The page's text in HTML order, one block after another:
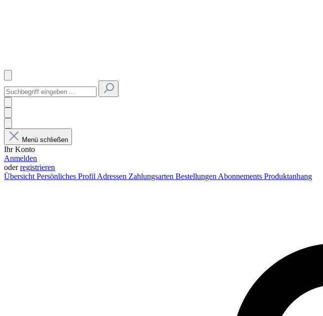
Menü schließen
Ihr Konto
Anmelden
oderregistrieren
Übersicht Persönliches Profil Adressen Zahlungsarten Bestellungen Abonnements Produktanhang